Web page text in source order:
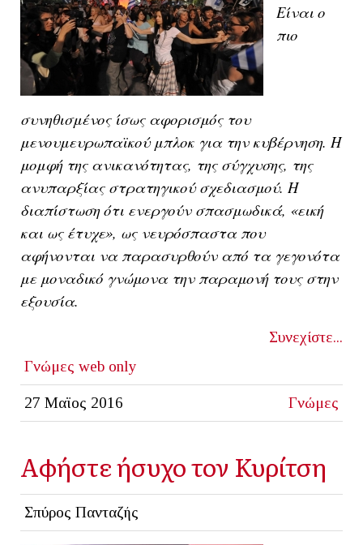
Είναι ο
πιο
συνηθισμένος ίσως αφορισμός του
μενουμευρωπαϊκού μπλοκ για την κυβέρνηση. Η
μομφή της ανικανότητας, της σύγχυσης, της
ανυπαρξίας στρατηγικού σχεδιασμού. Η
διαπίστωση ότι ενεργούν σπασμωδικά, «εική
και ως έτυχε», ως νευρόσπαστα που
αφήνονται να παρασυρθούν από τα γεγονότα
με μοναδικό γνώμονα την παραμονή τους στην
εξουσία.
Συνεχίστε...
Γνώμες web only
27 Μαϊος 2016 Γνώμες
Αφήστε ήσυχο τον Κυρίτση
Σπύρος Πανταζής